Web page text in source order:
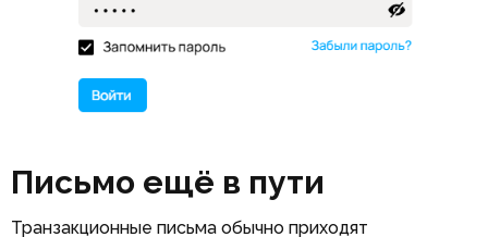
Письмо ещё в пути
Транзакционные письма обычно приходят